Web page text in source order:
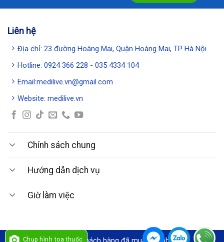
Liên hệ
Địa chỉ: 23 đường Hoàng Mai, Quận Hoàng Mai, TP Hà Nội
Hotline: 0924 366 228 - 035 4334 104
Email:medilive.vn@gmail.com
Website: medilive.vn
Chính sách chung
Hướng dẫn dịch vụ
Giờ làm việc
Chụp hình toa thuốc